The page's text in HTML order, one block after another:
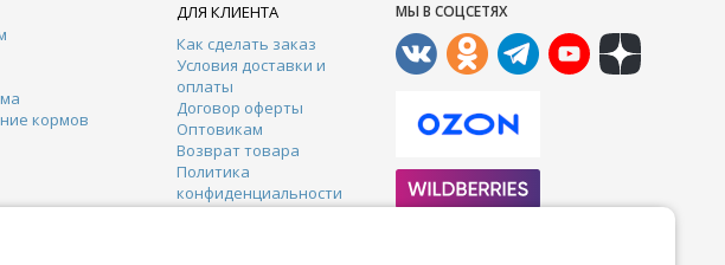
кормов
ДЛЯ КЛИЕНТА
Как сделать заказ
Условия доставки и
оплаты
Договор оферты
Оптовикам
Возврат товара
Политика
конфиденциальности
Контакты
МЫ В СОЦСЕТЯХ